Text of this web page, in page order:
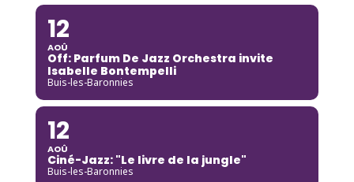
12
AOÛ
Off: Parfum De Jazz Orchestra invite
Isabelle Bontempelli
Buis-les-Baronnies
12
AOÛ
Ciné-Jazz: "Le livre de la jungle"
Buis-les-Baronnies